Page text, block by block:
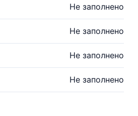
Не заполнено
Не заполнено
Не заполнено
Не заполнено